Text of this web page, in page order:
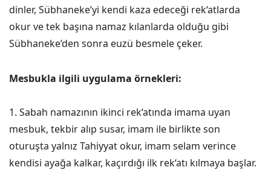
dinler, Sübhaneke’yi kendi kaza edeceği rek‘atlarda
okur ve tek başına namaz kılanlarda olduğu gibi
Sübhaneke’den sonra euzü besmele çeker.
Mesbukla ilgili uygulama örnekleri:
1. Sabah namazının ikinci rek‘atında imama uyan
mesbuk, tekbir alıp susar, imam ile birlikte son
oturuşta yalnız Tahiyyat okur, imam selam verince
kendisi ayağa kalkar, kaçırdığı ilk rek‘atı kılmaya başlar.